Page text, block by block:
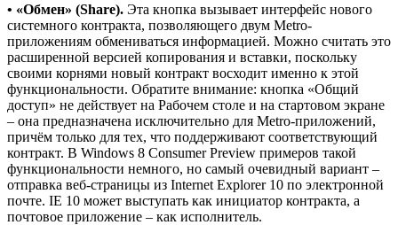
• «Обмен» (Share). Эта кнопка вызывает интерфейс нового
системного контракта, позволяющего двум Metro-
приложениям обмениваться информацией. Можно считать это
расширенной версией копирования и вставки, поскольку
своими корнями новый контракт восходит именно к этой
функциональности. Обратите внимание: кнопка «Общий
доступ» не действует на Рабочем столе и на стартовом экране
– она предназначена исключительно для Metro-приложений,
причём только для тех, что поддерживают соответствующий
контракт. В Windows 8 Consumer Preview примеров такой
функциональности немного, но самый очевидный вариант –
отправка веб-страницы из Internet Explorer 10 по электронной
почте. IE 10 может выступать как инициатор контракта, а
почтовое приложение – как исполнитель.